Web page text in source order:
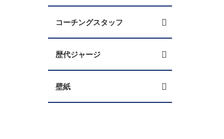
コーチングスタッフ
歴代ジャージ
壁紙